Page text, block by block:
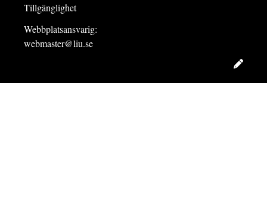
Tillgänglighet
Webbplatsansvarig:
webmaster@liu.se